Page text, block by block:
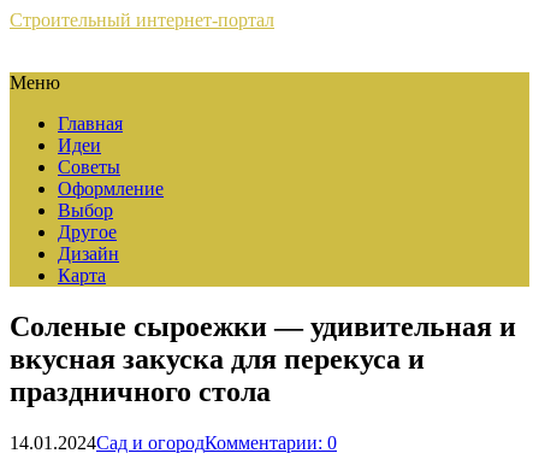
Строительный интернет-портал
Меню
Главная
Идеи
Советы
Оформление
Выбор
Другое
Дизайн
Карта
Соленые сыроежки — удивительная и
вкусная закуска для перекуса и
праздничного стола
14.01.2024Сад и огородКомментарии: 0